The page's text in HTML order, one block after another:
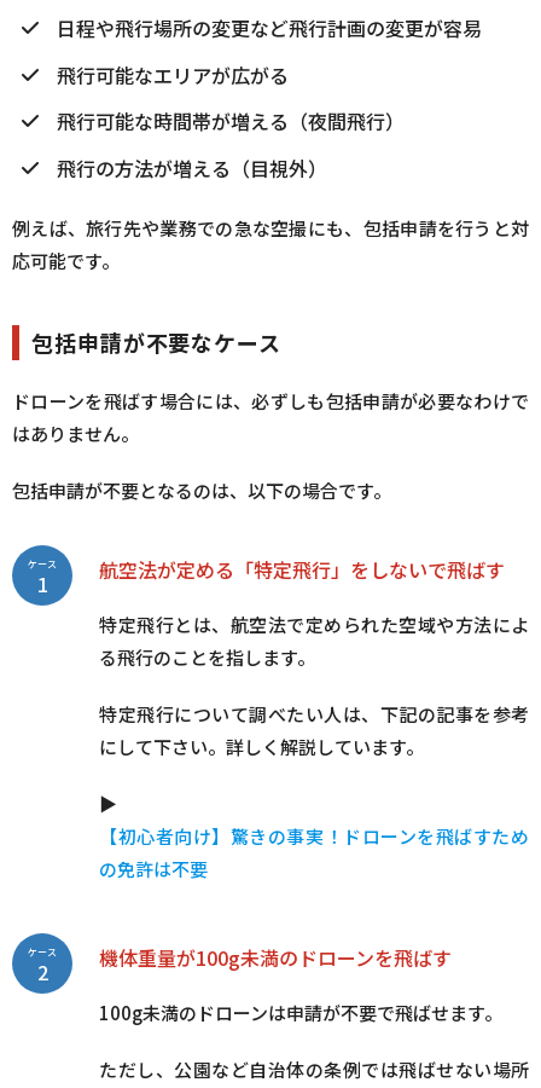
日程や飛行場所の変更など飛行計画の変更が容易
飛行可能なエリアが広がる
飛行可能な時間帯が増える（夜間飛行）
飛行の方法が増える（目視外）
例えば、旅行先や業務での急な空撮にも、包括申請を行うと対
応可能です。
包括申請が不要なケース
ドローンを飛ばす場合には、必ずしも包括申請が必要なわけで
はありません。
包括申請が不要となるのは、以下の場合です。
航空法が定める「特定飛行」をしないで飛ばす
特定飛行とは、航空法で定められた空域や方法によ
る飛行のことを指します。
特定飛行について調べたい人は、下記の記事を参考
にして下さい。詳しく解説しています。
▶
【初心者向け】驚きの事実！ドローンを飛ばすため
の免許は不要
ケース
1
機体重量が100g未満のドローンを飛ばす
100g未満のドローンは申請が不要で飛ばせます。
ただし、公園など自治体の条例では飛ばせない場所
ケース
2